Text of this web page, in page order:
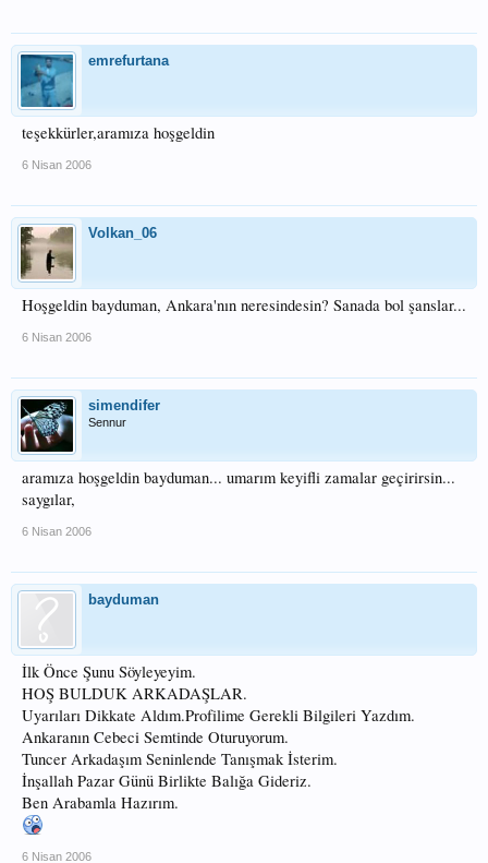
emrefurtana
teşekkürler,aramıza hoşgeldin
6 Nisan 2006
Volkan_06
Hoşgeldin bayduman, Ankara'nın neresindesin? Sanada bol şanslar...
6 Nisan 2006
simendifer
Sennur
aramıza hoşgeldin bayduman... umarım keyifli zamalar geçirirsin...
saygılar,
6 Nisan 2006
bayduman
İlk Önce Şunu Söyleyeyim.
HOŞ BULDUK ARKADAŞLAR.
Uyarıları Dikkate Aldım.Profilime Gerekli Bilgileri Yazdım.
Ankaranın Cebeci Semtinde Oturuyorum.
Tuncer Arkadaşım Seninlende Tanışmak İsterim.
İnşallah Pazar Günü Birlikte Balığa Gideriz.
Ben Arabamla Hazırım.
6 Nisan 2006